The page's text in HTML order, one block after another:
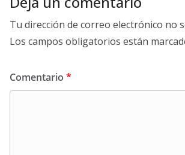
Tu dirección de correo electrónico no
Los campos obligatorios están
Comentario *